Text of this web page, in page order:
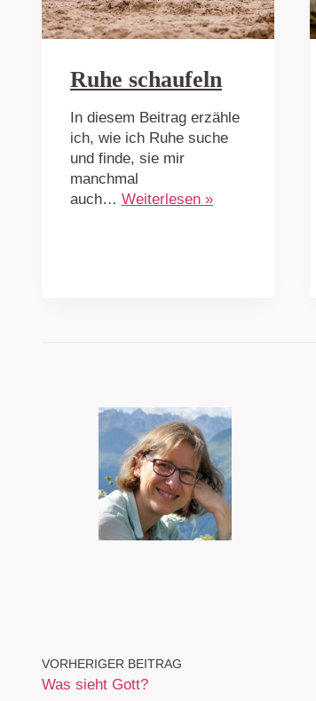
Ruhe schaufeln
In diesem Beitrag erzähle
ich, wie ich Ruhe suche
und finde, sie mir
manchmal
auch… Weiterlesen »
VORHERIGER BEITRAG
Was sieht Gott?